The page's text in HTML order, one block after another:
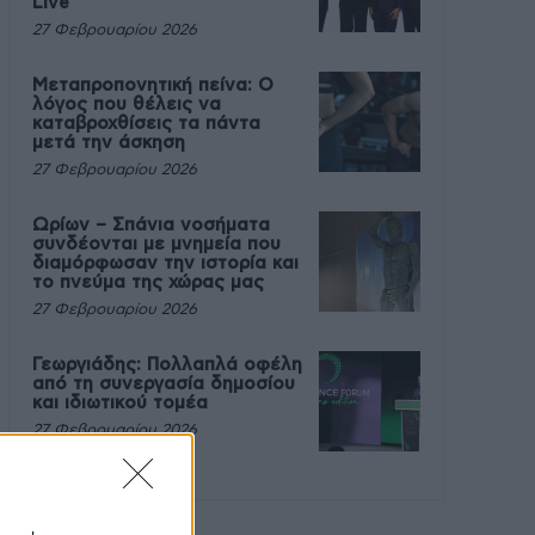
27 Φεβρουαρίου 2026
Μεταπροπονητική πείνα: Ο
λόγος που θέλεις να
καταβροχθίσεις τα πάντα
μετά την άσκηση
27 Φεβρουαρίου 2026
Ωρίων – Σπάνια νοσήματα
συνδέονται με μνημεία που
διαμόρφωσαν την ιστορία και
το πνεύμα της χώρας μας
27 Φεβρουαρίου 2026
Γεωργιάδης: Πολλαπλά οφέλη
από τη συνεργασία δημοσίου
και ιδιωτικού τομέα
27 Φεβρουαρίου 2026